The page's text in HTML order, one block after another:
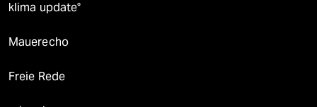
klima update°
Mauerecho
Freie Rede